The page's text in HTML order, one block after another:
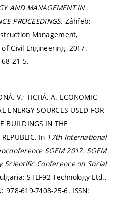
AND MANAGEMENT IN
PROCEEDINGS. Záhřeb:
Management,
Civil Engineering, 2017.
21-5.
V.; TICHÁ, A. ECONOMIC
ENERGY SOURCES USED FOR
BUILDINGS IN THE
In 17th International
SGEM 2017. SGEM
Conference on Social
STEF92 Technology Ltd.,
978-619-7408-25-6. ISSN: